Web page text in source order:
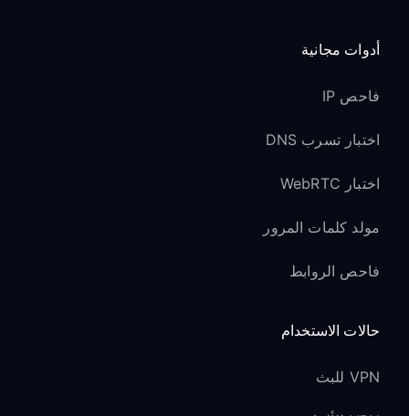
أدوات مجانية
فاحص IP
اختبار تسرب DNS
اختبار WebRTC
مولد كلمات المرور
فاحص الروابط
حالات الاستخدام
VPN للبث